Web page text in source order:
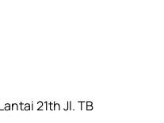
21th Jl. TB